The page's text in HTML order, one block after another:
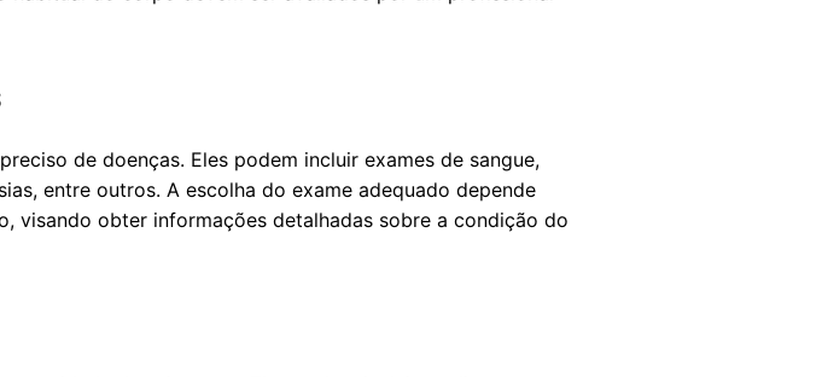
de doenças. Eles podem incluir exames de sangue,
entre outros. A escolha do exame adequado depende
visando obter informações detalhadas sobre a condição do